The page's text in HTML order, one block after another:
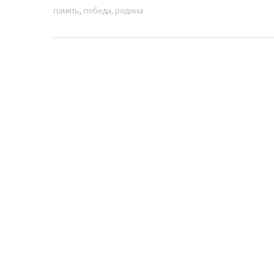
память, победа, родина